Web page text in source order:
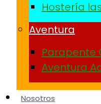
Hostería
Aventura
Parapente
Aventura
Nosotros